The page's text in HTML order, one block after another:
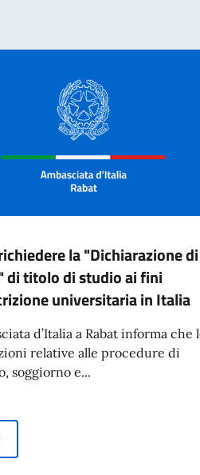
CATTOLICA DEL SACRO CUORE
la "Dichiarazione di
di titolo di studio ai fini
universitaria in Italia
d’Italia a Rabat informa che
relative alle procedure di
soggiorno e...
richiedere la "Dichiarazione di